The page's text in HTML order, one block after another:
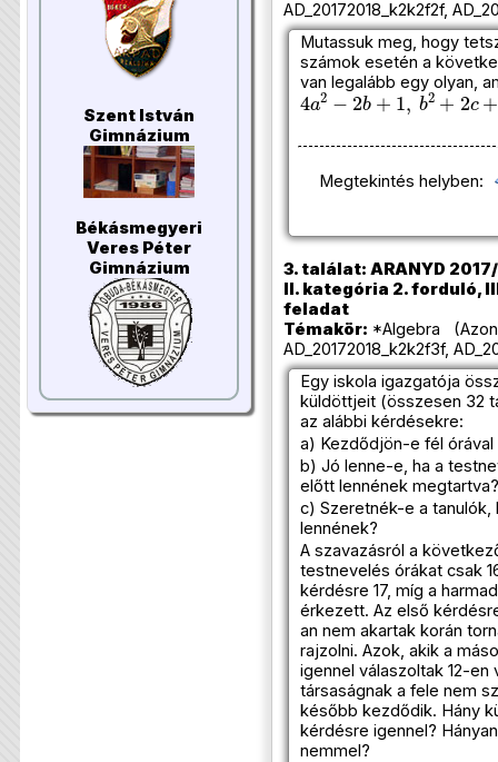
Szent István
Gimnázium
Békásmegyeri
Veres Péter
Gimnázium
AD_20172018_k2k2f2f,
Mutassuk meg, hogy
számok esetén a
van legalább egy olyan,
4a2−2b+1, b2+2c+ 4
Megtekintés helyben:
3. találat: ARANYD
II. kategória 2. forduló,
feladat
Témakör: *Algebra
AD_20172018_k2k2f3f,
Egy iskola igazgatója
küldöttjeit (összesen 32
az alábbi kérdésekre:
a) Kezdődjön-e fél
b) Jó lenne-e, ha a
előtt lennének megtartva?
c) Szeretnék-e a tanulók,
lennének?
A szavazásról a
testnevelés órákat csak
kérdésre 17, míg a
érkezett. Az első
an nem akartak korán
rajzolni. Azok, akik a
igennel válaszoltak 12-en
társaságnak a fele nem
később kezdődik. Hány
kérdésre igennel?
nemmel?